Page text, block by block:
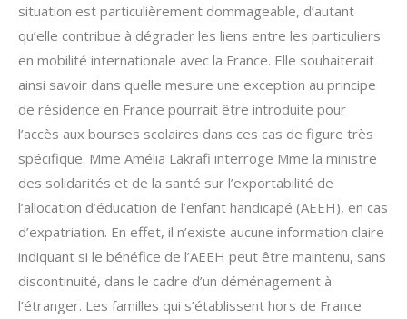
situation est particulièrement dommageable, d’autant
qu’elle contribue à dégrader les liens entre les particuliers
en mobilité internationale avec la France. Elle souhaiterait
ainsi savoir dans quelle mesure une exception au principe
de résidence en France pourrait être introduite pour
l’accès aux bourses scolaires dans ces cas de figure très
spécifique. Mme Amélia Lakrafi interroge Mme la ministre
des solidarités et de la santé sur l’exportabilité de
l’allocation d’éducation de l’enfant handicapé (AEEH), en cas
d’expatriation. En effet, il n’existe aucune information claire
indiquant si le bénéfice de l’AEEH peut être maintenu, sans
discontinuité, dans le cadre d’un déménagement à
l’étranger. Les familles qui s’établissent hors de France